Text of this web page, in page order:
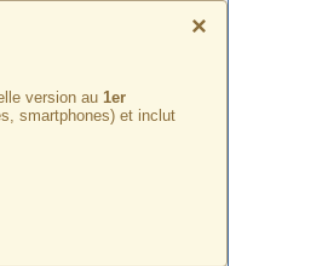
×
version au 1er
smartphones) et inclut